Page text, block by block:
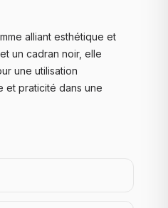
alliant esthétique et
un cadran noir, elle
une utilisation
et praticité dans une